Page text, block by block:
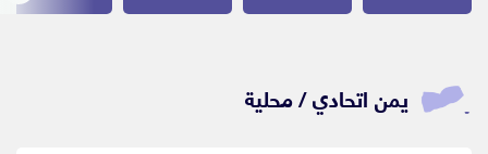
يمن اتحادي /محلية